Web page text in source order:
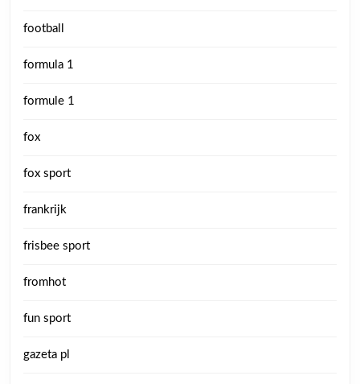
football
formula 1
formule 1
fox
fox sport
frankrijk
frisbee sport
fromhot
fun sport
gazeta pl